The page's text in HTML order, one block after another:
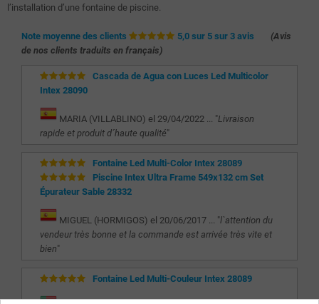
l’installation d’une fontaine de piscine.
Note moyenne des clients 5,0 sur 5 sur 3 avis
(Avis
de nos clients traduits en français)
Cascada de Agua con Luces Led Multicolor
Intex 28090
MARIA (VILLABLINO) el 29/04/2022 ... "Livraison
rapide et produit d´haute qualité"
Fontaine Led Multi-Color Intex 28089
Piscine Intex Ultra Frame 549x132 cm Set
Épurateur Sable 28332
MIGUEL (HORMIGOS) el 20/06/2017 ... "l`attention du
vendeur très bonne et la commande est arrivée très vite et
bien"
Fontaine Led Multi-Couleur Intex 28089